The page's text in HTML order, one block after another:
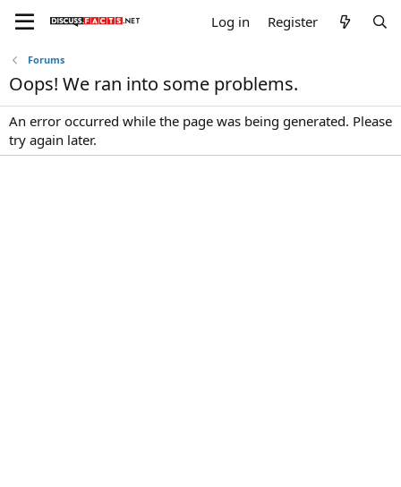
Log in Register
Forums
Oops! We ran into some problems.
An error occurred while the page was being generated. Please
try again later.